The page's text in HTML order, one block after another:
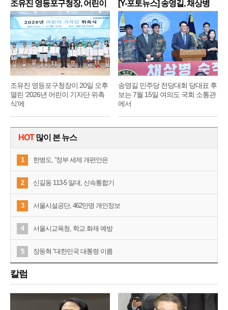
조유진 영등포구청장, 어린이
기
조유진 영등포구청장이 20일 오후
열린 ‘2026년 어린이 기자단 위촉
식’에
[Y-포토뉴스] 송영길, 채상병
순
송영길 민주당 전당대회 당대표 후
보는 7월 15일 여의도 국회 소통관
에서
HOT많이 본 뉴스
1 한병도, “정부 세제 개편안은
2 신길동 113-5 일대, 신속통합기
3 서울시설공단, 462만명 개인정보
4 서울시교육청, 학교 화재 예방
5 장동혁 “대한민국 대통령 이름
칼럼